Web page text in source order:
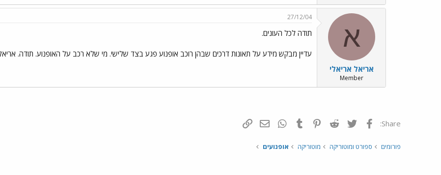
א
אריאל אריאלי
Member
27/12/04
תודה לכל העונים.
עדיין מבקש מידע על תאונות דרכים שבהן רוכב אופנוע פגע בצד שלישי. מי שלא רכב על האופנוע. תודה.
Share: פייסבוק Twitter
Reddit
Pinterest
Tumblr
WhatsAppדואר אלקטרוני
פורומים ספורט ומוטוריקה מוטוריקה אופנועים